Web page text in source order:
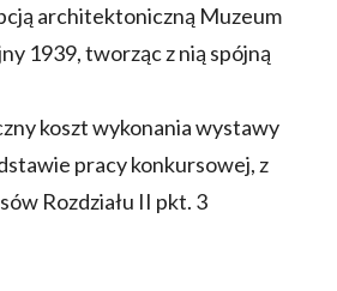
architektoniczną Muzeum
1939, tworząc z nią spójną
koszt wykonania wystawy
pracy konkursowej, z
Rozdziału II pkt. 3